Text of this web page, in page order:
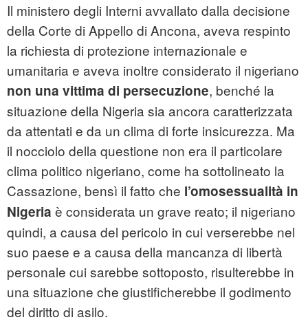
Il ministero degli Interni avvallato dalla decisione
della Corte di Appello di Ancona, aveva respinto
la richiesta di protezione internazionale e
umanitaria e aveva inoltre considerato il nigeriano
non una vittima di persecuzione, benché la
situazione della Nigeria sia ancora caratterizzata
da attentati e da un clima di forte insicurezza. Ma
il nocciolo della questione non era il particolare
clima politico nigeriano, come ha sottolineato la
Cassazione, bensì il fatto che l’omosessualità in
Nigeria è considerata un grave reato; il nigeriano
quindi, a causa del pericolo in cui verserebbe nel
suo paese e a causa della mancanza di libertà
personale cui sarebbe sottoposto, risulterebbe in
una situazione che giustificherebbe il godimento
del diritto di asilo.